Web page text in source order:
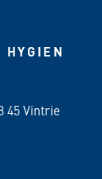
HYGIEN
45 Vintrie